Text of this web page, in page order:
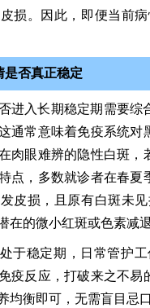
损。因此，即便当前
是否真正稳定
进入长期稳定期需要
通常意味着免疫系统
肉眼难辨的隐性白斑
点，多数就诊者在春
皮损，且原有白斑未
在的微小红斑或色素减退
于稳定期，日常管护
疫反应，打破来之不易
均衡即可，无需盲目忌